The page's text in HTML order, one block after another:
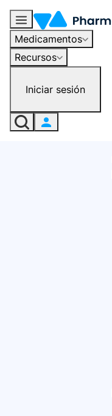
Medicamentos
Recursos
Iniciar sesión